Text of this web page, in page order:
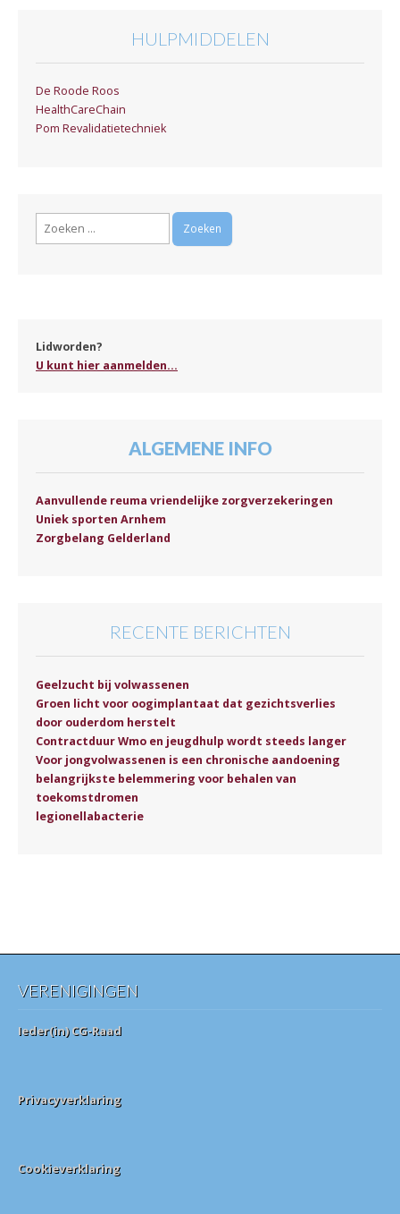
HULPMIDDELEN
De Roode Roos
HealthCareChain
Pom Revalidatietechniek
Zoeken
Lidworden?
U kunt hier aanmelden...
ALGEMENE INFO
Aanvullende reuma vriendelijke zorgverzekeringen
Uniek sporten Arnhem
Zorgbelang Gelderland
RECENTE BERICHTEN
Geelzucht bij volwassenen
Groen licht voor oogimplantaat dat gezichtsverlies
door ouderdom herstelt
Contractduur Wmo en jeugdhulp wordt steeds langer
Voor jongvolwassenen is een chronische aandoening
belangrijkste belemmering voor behalen van
toekomstdromen
legionellabacterie
VERENIGINGEN
Ieder(in) CG-Raad
Privacyverklaring
Cookieverklaring